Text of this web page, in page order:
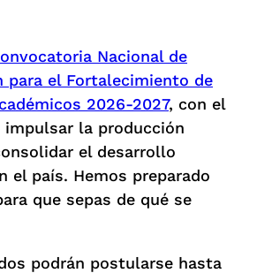
Nacional de
para el Fortalecimiento de
2026-2027, con el
la producción
el desarrollo
el país. Hemos preparado
que sepas de qué se
podrán postularse hasta